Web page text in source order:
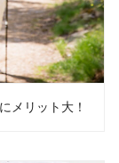
メリット大！